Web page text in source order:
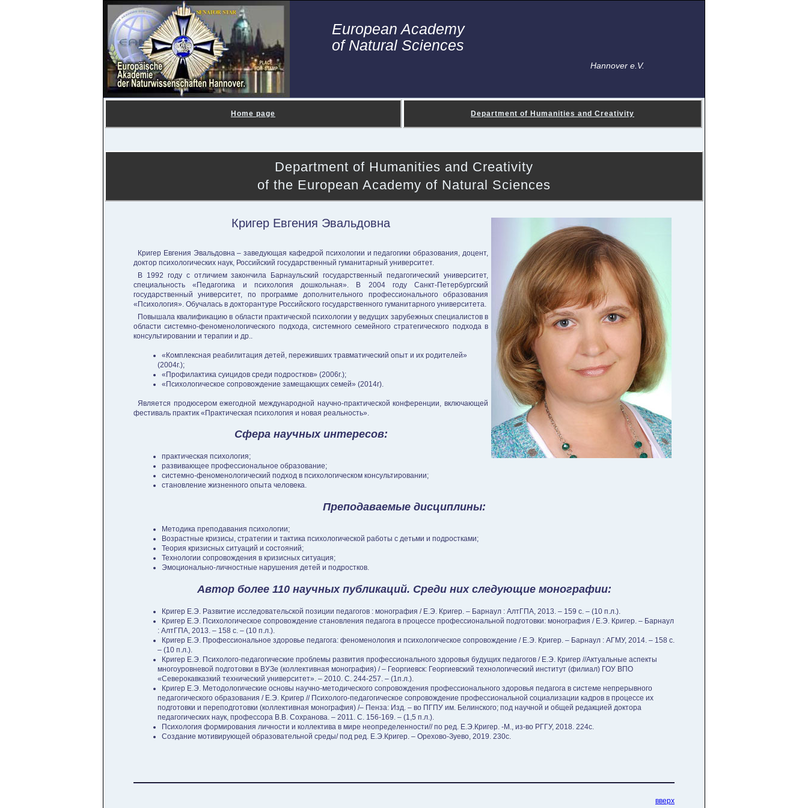
European Academy
of Natural Sciences
Hannover e.V.
Home page Department of Humanities and Creativity
Department of Humanities and Creativity
of the European Academy of Natural Sciences
Кригер Евгения Эвальдовна
Кригер Евгения Эвальдовна – заведующая кафедрой психологии и педагогики образования, доцент,
доктор психологических наук, Российский государственный гуманитарный университет.
В 1992 году с отличием закончила Барнаульский государственный педагогический университет,
специальность «Педагогика и психология дошкольная». В 2004 году Санкт-Петербургский
государственный университет, по программе дополнительного профессионального образования
«Психология». Обучалась в докторантуре Российского государственного гуманитарного университета.
Повышала квалификацию в области практической психологии у ведущих зарубежных специалистов в
области системно-феноменологического подхода, системного семейного стратегического подхода в
консультировании и терапии и др..
«Комплексная реабилитация детей, переживших травматический опыт и их родителей»
(2004г.);
«Профилактика суицидов среди подростков» (2006г.);
«Психологическое сопровождение замещающих семей» (2014г).
Является продюсером ежегодной международной научно-практической конференции, включающей
фестиваль практик «Практическая психология и новая реальность».
Сфера научных интересов:
практическая психология;
развивающее профессиональное образование;
системно-феноменологический подход в психологическом консультировании;
становление жизненного опыта человека.
Преподаваемые дисциплины:
Методика преподавания психологии;
Возрастные кризисы, стратегии и тактика психологической работы с детьми и подростками;
Теория кризисных ситуаций и состояний;
Технологии сопровождения в кризисных ситуация;
Эмоционально-личностные нарушения детей и подростков.
Автор более 110 научных публикаций. Среди них следующие монографии:
Кригер Е.Э. Развитие исследовательской позиции педагогов : монография / Е.Э. Кригер. – Барнаул : АлтГПА, 2013. – 159 с. – (10 п.л.).
Кригер Е.Э. Психологическое сопровождение становления педагога в процессе профессиональной подготовки: монография / Е.Э. Кригер. – Барнаул
: АлтГПА, 2013. – 158 с. – (10 п.л.).
Кригер Е.Э. Профессиональное здоровье педагога: феноменология и психологическое сопровождение / Е.Э. Кригер. – Барнаул : АГМУ, 2014. – 158 с.
– (10 п.л.).
Кригер Е.Э. Психолого-педагогические проблемы развития профессионального здоровья будущих педагогов / Е.Э. Кригер //Актуальные аспекты
многоуровневой подготовки в ВУЗе (коллективная монография) / – Георгиевск: Георгиевский технологический институт (филиал) ГОУ ВПО
«Северокавказкий технический университет». – 2010. С. 244-257. – (1п.л.).
Кригер Е.Э. Методологические основы научно-методического сопровождения профессионального здоровья педагога в системе непрерывного
педагогического образования / Е.Э. Кригер // Психолого-педагогическое сопровождение профессиональной социализации кадров в процессе их
подготовки и переподготовки (коллективная монография) /– Пенза: Изд. – во ПГПУ им. Белинского; под научной и общей редакцией доктора
педагогических наук, профессора В.В. Сохранова. – 2011. С. 156-169. – (1,5 п.л.).
Психология формирования личности и коллектива в мире неопределенности// по ред. Е.Э.Кригер. -М., из-во РГГУ, 2018. 224с.
Создание мотивирующей образовательной среды/ под ред. Е.Э.Кригер. – Орехово-Зуево, 2019. 230с.
вверх